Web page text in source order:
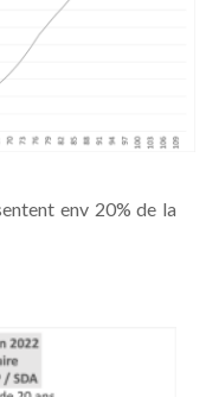
env 20% de la